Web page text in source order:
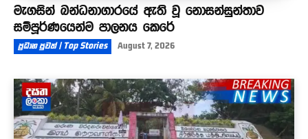
මැගසින් බන්ධනාගාරයේ ඇති වූ නොසන්සුන්තාව
සම්පූර්ණයෙන්ම පාලනය කෙරේ
ප්‍රධාන පුවත් | Top Stories August 7, 2026